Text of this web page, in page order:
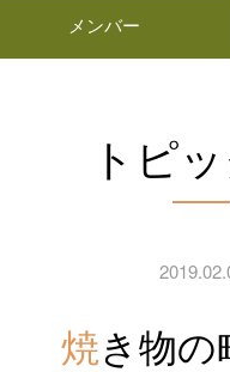
メンバー
トピ
焼き物